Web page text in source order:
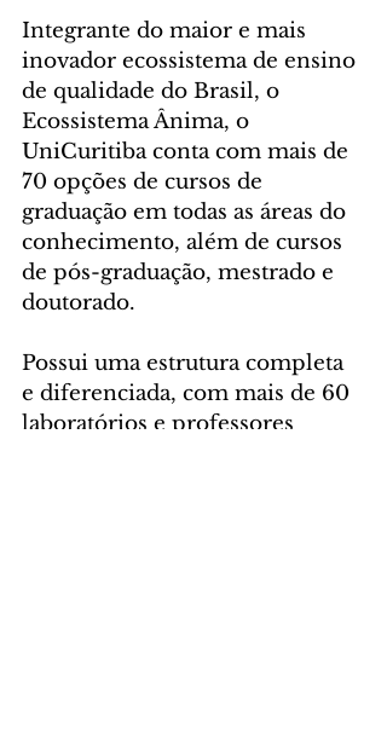
Integrante do maior e mais
inovador ecossistema de ensino
de qualidade do Brasil, o
Ecossistema Ânima, o
UniCuritiba conta com mais de
70 opções de cursos de
graduação em todas as áreas do
conhecimento, além de cursos
de pós-graduação, mestrado e
doutorado.
Possui uma estrutura completa
e diferenciada, com mais de 60
laboratórios e professores